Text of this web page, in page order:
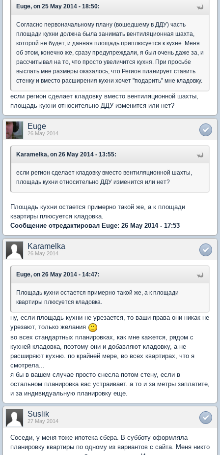
Euge, on 25 May 2014 - 18:50:
Согласно первоначальному плану (вошедшему в ДДУ) часть
площади кухни должна была занимать вентиляционная шахта,
которой не будет, и данная площадь приплюсуется к кухне. Меня
об этом, конечно же, сразу предупреждали, я был очень даже за, и
рассчитывал на то, что просто увеличится кухня. При просьбе
выслать мне размеры оказалось, что Регион планирует ставить
стенку и вместо расширения кухни хочет "подарить" мне кладовку.
если регион сделает кладовку вместо вентиляционной шахты,
площадь кухни относительно ДДУ изменится или нет?
Euge
26 May 2014
Karamelka, on 26 May 2014 - 13:55:
если регион сделает кладовку вместо вентиляционной шахты,
площадь кухни относительно ДДУ изменится или нет?
Площадь кухни остается примерно такой же, а к площади
квартиры плюсуется кладовка.
Сообщение отредактировал Euge: 26 May 2014 - 17:53
Karamelka
26 May 2014
Euge, on 26 May 2014 - 14:47:
Площадь кухни остается примерно такой же, а к площади
квартиры плюсуется кладовка.
ну, если площадь кухни не урезается, то ваши права они никак не
урезают, только желания
во всех стандартных планировках, как мне кажется, рядом с
кухней кладовка, поэтому они и добавляют кладовку, а не
расширяют кухню. по крайней мере, во всех квартирах, что я
смотрела...
я бы в вашем случае просто снесла потом стену, если в
остальном планировка вас устраивает. а то и за метры заплатите,
и за индивидуальную планировку еще.
Suslik
27 May 2014
Соседи, у меня тоже ипотека сбера. В субботу оформляла
планировку квартиры по одному из вариантов с сайта. Меня никто